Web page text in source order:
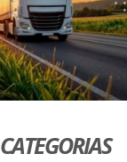
CATEGORIAS